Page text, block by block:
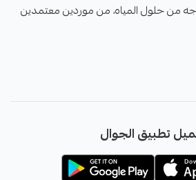
من حلول المياه، من موردين معتمدين
تطبيق الجوال